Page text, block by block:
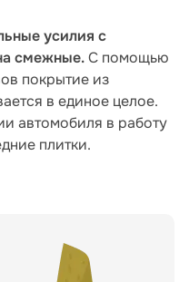
усилия с
смежные.С помощью
покрытие из
в единое целое.
автомобиля в работу
плитки.